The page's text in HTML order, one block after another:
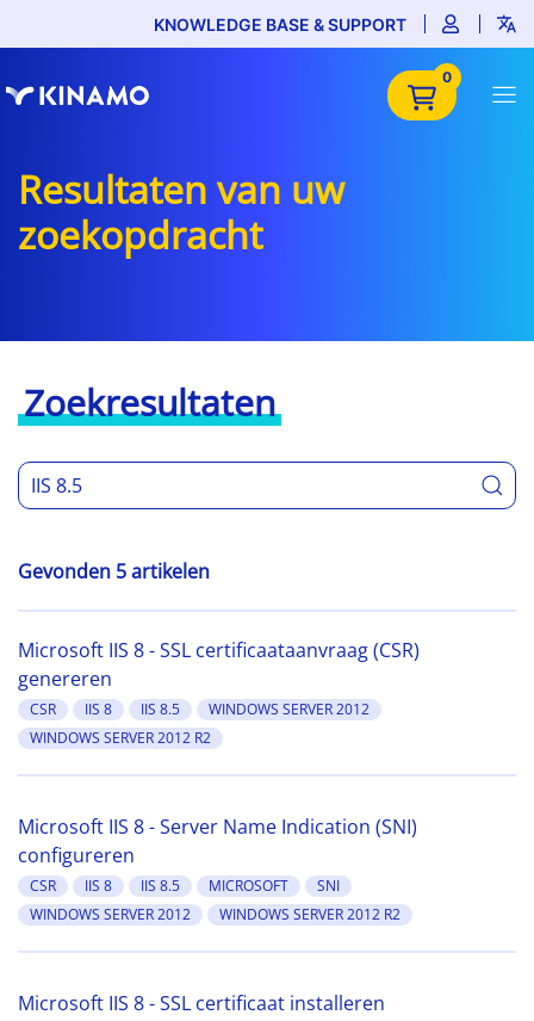
KNOWLEDGE BASE & SUPPORT
0
Resultaten van uw
zoekopdracht
Zoekresultaten
Gevonden 5 artikelen
Microsoft IIS 8 - SSL certificaataanvraag (CSR)
genereren
CSR IIS 8 IIS 8.5
WINDOWS SERVER 2012
WINDOWS SERVER 2012 R2
Microsoft IIS 8 - Server Name Indication (SNI)
configureren
CSR IIS 8 IIS 8.5 MICROSOFT
SNI
WINDOWS SERVER 2012
WINDOWS SERVER 2012 R2
Microsoft IIS 8 - SSL certificaat installeren